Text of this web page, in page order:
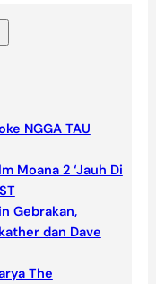
NGGA TAU
Moana 2 ‘Jauh Di
Gebrakan,
dan Dave
The